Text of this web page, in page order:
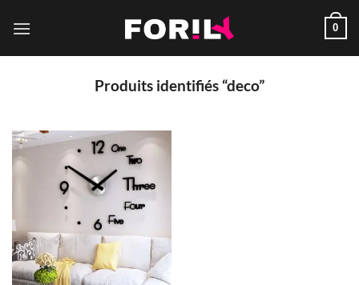
0
Produits identifiés “deco”